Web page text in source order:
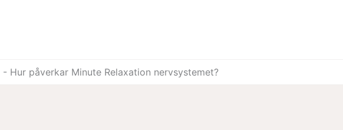
- Hur påverkar Minute Relaxation nervsystemet?